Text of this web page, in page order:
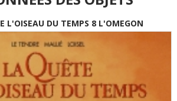
L'OISEAU DU TEMPS 8 L'OMEGON